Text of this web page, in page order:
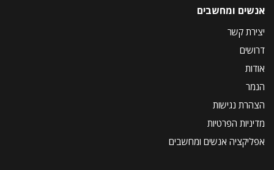
אנשים ומחשבים
יצירת קשר
דרושים
אודות
הנמר
הצהרת נגישות
מדיניות הפרטיות
אפליקציה אנשים ומחשבים